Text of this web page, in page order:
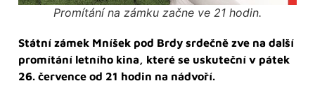
Promítání na zámku začne ve 21 hodin.
Státní zámek Mníšek pod Brdy srdečně zve na další
promítání letního kina, které se uskuteční v pátek
26. července od 21 hodin na nádvoří.